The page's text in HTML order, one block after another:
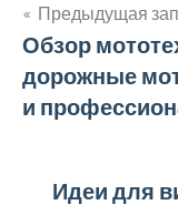
по
Предыдущая
Обзор
дорожные
и
Идеи для